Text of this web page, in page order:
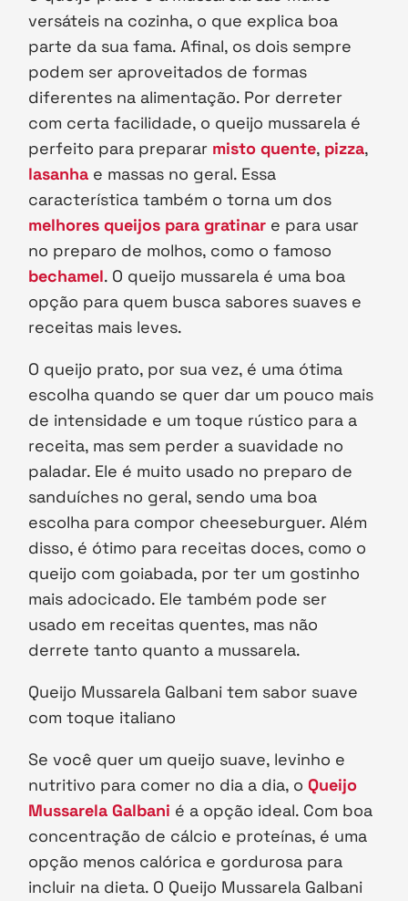
versáteis na cozinha, o que explica boa
parte da sua fama. Afinal, os dois sempre
podem ser aproveitados de formas
diferentes na alimentação. Por derreter
com certa facilidade, o queijo mussarela é
perfeito para preparar misto quente, pizza,
lasanha e massas no geral. Essa
característica também o torna um dos
melhores queijos para gratinar e para usar
no preparo de molhos, como o famoso
bechamel. O queijo mussarela é uma boa
opção para quem busca sabores suaves e
receitas mais leves.
O queijo prato, por sua vez, é uma ótima
escolha quando se quer dar um pouco mais
de intensidade e um toque rústico para a
receita, mas sem perder a suavidade no
paladar. Ele é muito usado no preparo de
sanduíches no geral, sendo uma boa
escolha para compor cheeseburguer. Além
disso, é ótimo para receitas doces, como o
queijo com goiabada, por ter um gostinho
mais adocicado. Ele também pode ser
usado em receitas quentes, mas não
derrete tanto quanto a mussarela.
Queijo Mussarela Galbani tem sabor suave
com toque italiano
Se você quer um queijo suave, levinho e
nutritivo para comer no dia a dia, o Queijo
Mussarela Galbani é a opção ideal. Com boa
concentração de cálcio e proteínas, é uma
opção menos calórica e gordurosa para
incluir na dieta. O Queijo Mussarela Galbani